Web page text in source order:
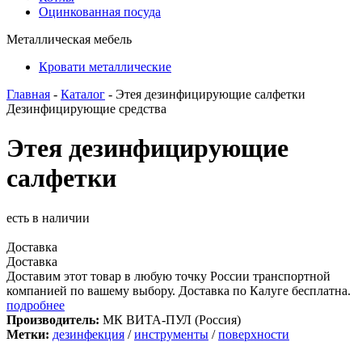
Оцинкованная посуда
Металлическая мебель
Кровати металлические
Главная - Каталог - Этея дезинфицирующие салфетки
Дезинфицирующие средства
Этея дезинфицирующие
салфетки
есть в наличии
Доставка
Доставка
Доставим этот товар в любую точку России транспортной
компанией по вашему выбору. Доставка по Калуге бесплатна.
подробнее
Производитель: МК ВИТА-ПУЛ (Россия)
Метки: дезинфекция /инструменты /поверхности